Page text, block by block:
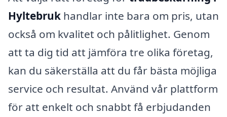
Hyltebruk handlar inte bara om pris, utan
också om kvalitet och pålitlighet. Genom
att ta dig tid att jämföra tre olika företag,
kan du säkerställa att du får bästa möjliga
service och resultat. Använd vår plattform
för att enkelt och snabbt få erbjudanden